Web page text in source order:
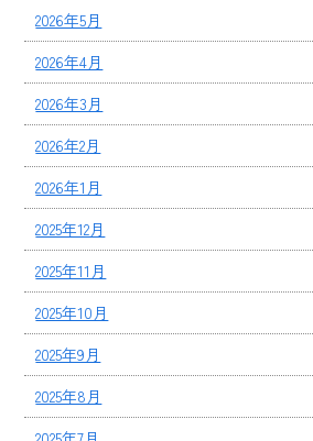
2026年5月
2026年4月
2026年3月
2026年2月
2026年1月
2025年12月
2025年11月
2025年10月
2025年9月
2025年8月